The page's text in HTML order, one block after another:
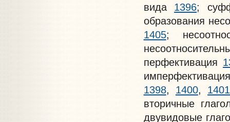
вида 1396;
образования
1405;
перфективация
1398, 1400, 1401
вторичные
двувидовые